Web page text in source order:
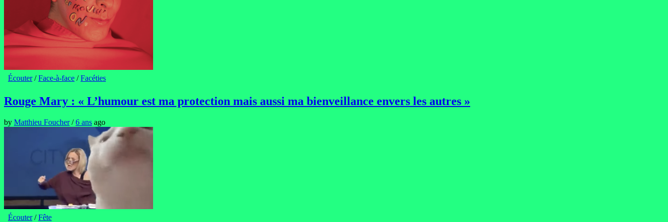
Écouter/Face-à-face /Facéties
Rouge Mary : « L’humour est ma protection mais aussi ma bienveillance envers les autres »
by Matthieu Foucher/6 ans ago
Écouter/Fête